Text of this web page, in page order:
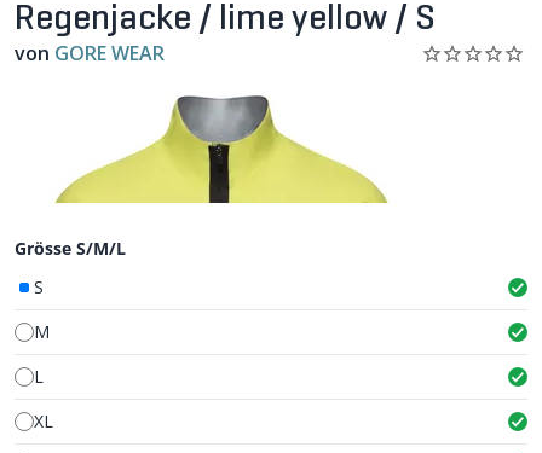
Regenjacke / lime yellow / S
von GORE WEAR
Grösse S/M/L
S
M
L
XL